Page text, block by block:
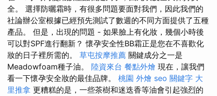
全。 選擇防曬霜時，有很多問題要面對我們，因此我們的
社論辦公室根據已經預先測試了數週的不同方面提供了五種
產品。 但是，出現的問題 - 如果臉上有化妝，幾個小時後
可以對SPF進行翻新？ 懷孕安全性BB霜正是您在不喜歡化
妝的日子裡所需的。 草屯按摩推薦 關鍵成分之一是
Meadowfoam種子油。 陸資來台 餐點外燴 現在，讓我們
看一下懷孕安全妝的最佳品牌。 桃園 外燴 seo 關鍵字 大
里推拿 更糟糕的是，一些茶樹和迷迭香等油會引起強烈的